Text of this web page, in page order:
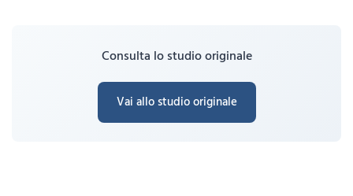
Consulta lo studio originale
Vai allo studio originale